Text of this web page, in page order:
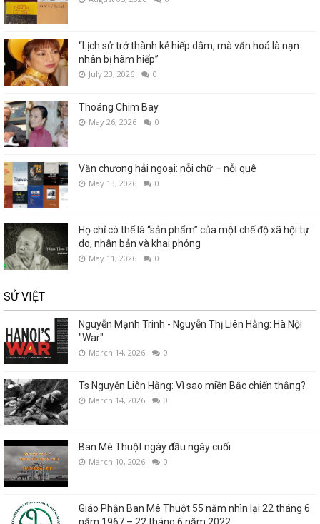
“Lịch sử trở thành kẻ hiếp dâm, mà văn hoá là nạn
nhân bị hãm hiếp”
July 23, 2026 0
Thoáng Chim Bay
May 26, 2026 0
Văn chương hải ngoại: nỗi chữ – nỗi quê
May 13, 2026 0
Họ chỉ có thể là “sản phẩm” của một chế độ xã hội tự
do, nhân bản và khai phóng
May 11, 2026 0
SỬ VIỆT
Nguyễn Mạnh Trinh - Nguyễn Thị Liên Hằng: Hà Nội
"War"
March 14, 2026 0
Ts Nguyễn Liên Hằng: Vì sao miền Bắc chiến thắng?
March 14, 2026 0
Ban Mê Thuột ngày đầu ngày cuối
March 10, 2026 0
Giáo Phận Ban Mê Thuột 55 năm nhìn lại 22 tháng 6